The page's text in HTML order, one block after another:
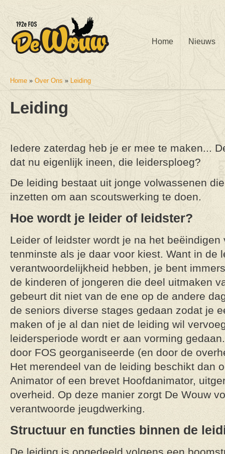
Home Nieuws
U bent hier
Home » Over Ons » Leiding
Leiding
Iedere zaterdag heb je er mee te maken...
dat nu eigenlijk ineen, die leidersploeg?
De leiding bestaat uit jonge volwassenen
inzetten om aan scoutswerking te doen.
Hoe wordt je leider of leidster?
Leider of leidster wordt je na het beëindigen
tenminste als je daar voor kiest. Want in de
verantwoordelijkheid hebben, je bent
de kinderen of jongeren die deel uitmaken
gebeurt dit niet van de ene op de andere
de seniors diverse stages gedaan zodat je
maken of je al dan niet de leiding wil
leidersperiode wordt er aan vorming
door FOS georganiseerde (en door de
Het merendeel van de leiding beschikt dan
Animator of een brevet Hoofdanimator,
overheid. Op deze manier zorgt De Wouw
verantwoorde jeugdwerking.
Structuur en functies binnen de